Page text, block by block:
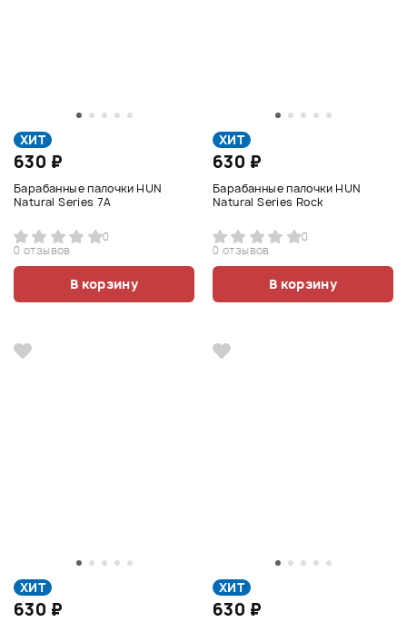
ХИТ
630 ₽
Барабанные палочки HUN
Natural Series 7A
0
0 отзывов
В корзину
ХИТ
630 ₽
Барабанные палочки HUN
Natural Series Rock
0
0 отзывов
В корзину
ХИТ
630 ₽
ХИТ
630 ₽